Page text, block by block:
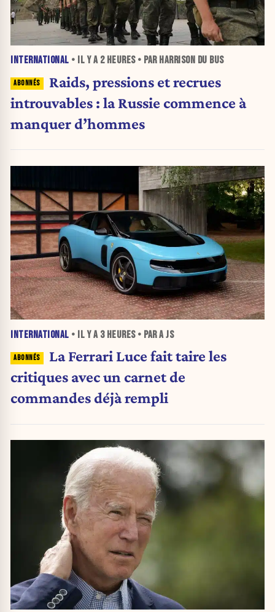
INTERNATIONAL • IL Y A 2 HEURES• PAR HARRISON DU BUS
Raids, pressions et recrues
introuvables : la Russie commence à
manquer d’hommes
INTERNATIONAL • IL Y A 3 HEURES• PAR A JS
La Ferrari Luce fait taire les
critiques avec un carnet de
commandes déjà rempli